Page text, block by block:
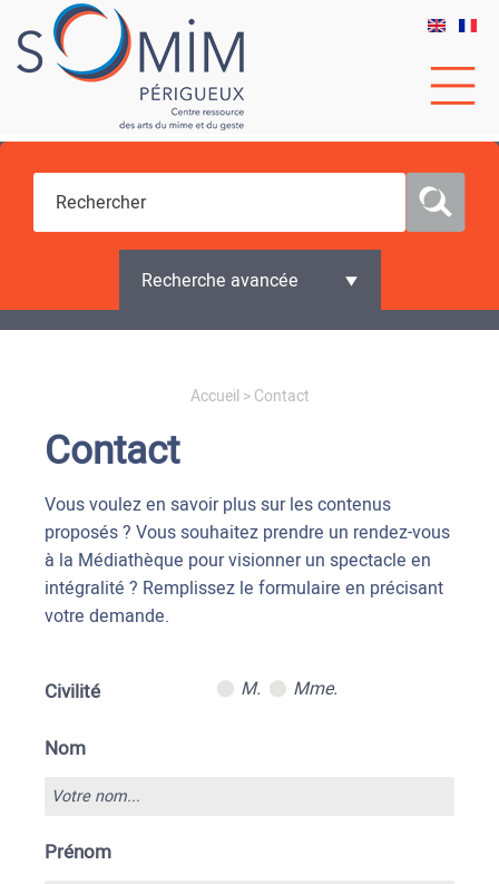
Recherche avancée
Vous êtes ici
Accueil > Contact
Contact
Vous voulez en savoir plus sur les contenus
proposés ? Vous souhaitez prendre un rendez-vous
à la Médiathèque pour visionner un spectacle en
intégralité ? Remplissez le formulaire en précisant
votre demande.
Civilité M. Mme.
Nom
Prénom